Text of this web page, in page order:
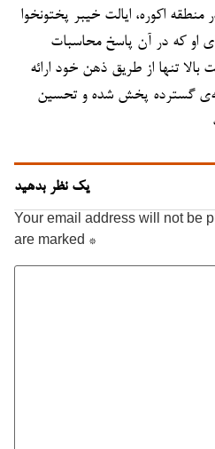
اکوره، ایالت خیبر پختونخوا
او که در آن پاسخ محاسبات
تنها از طریق ذهن خود ارائه
گسترده پخش شده و تحسین
یک نظر بدهید
Your email address will not be
are marked *